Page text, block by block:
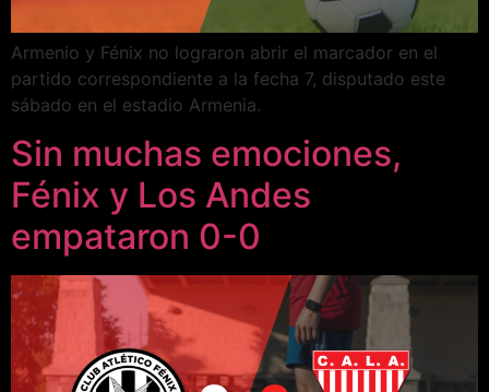
Armenio y Fénix no lograron abrir el marcador en el
partido correspondiente a la fecha 7, disputado este
sábado en el estadio Armenia.
Sin muchas emociones,
Fénix y Los Andes
empataron 0-0